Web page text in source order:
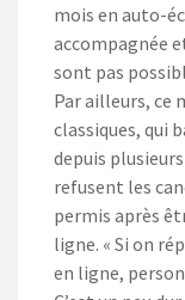
mois en auto-
accompagnée
sont pas
Par ailleurs, ce
classiques, qui
depuis
refusent les
permis après
ligne. « Si on
en ligne,